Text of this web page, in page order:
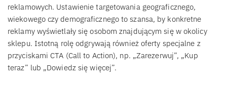
reklamowych. Ustawienie targetowania geograficznego,
wiekowego czy demograficznego to szansa, by konkretne
reklamy wyświetlały się osobom znajdującym się w okolicy
sklepu. Istotną rolę odgrywają również oferty specjalne z
przyciskami CTA (Call to Action), np. „Zarezerwuj”, „Kup
teraz” lub „Dowiedz się więcej”.